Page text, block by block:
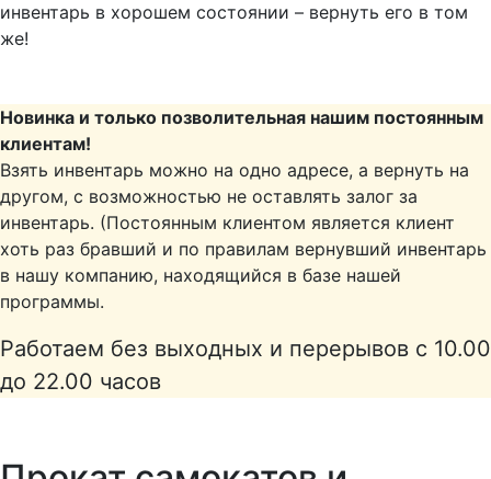
инвентарь в хорошем состоянии – вернуть его в том
же!
Новинка и только позволительная нашим постоянным
клиентам!
Взять инвентарь можно на одно адресе, а вернуть на
другом, с возможностью не оставлять залог за
инвентарь. (Постоянным клиентом является клиент
хоть раз бравший и по правилам вернувший инвентарь
в нашу компанию, находящийся в базе нашей
программы.
Работаем без выходных и перерывов с 10.00
до 22.00 часов